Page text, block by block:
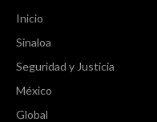
Inicio
Sinaloa
Seguridad y Justicia
México
Global